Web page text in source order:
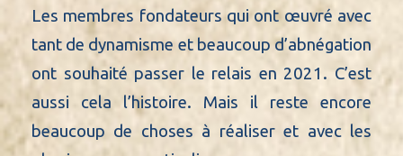
Les membres fondateurs qui ont œuvré avec
tant de dynamisme et beaucoup d’abnégation
ont souhaité passer le relais en 2021. C’est
aussi cela l’histoire. Mais il reste encore
beaucoup de choses à réaliser et avec les